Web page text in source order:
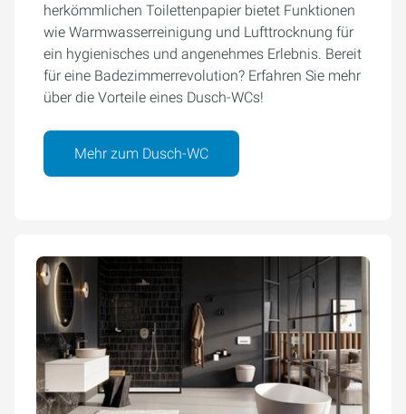
herkömmlichen Toilettenpapier bietet Funktionen
wie Warmwasserreinigung und Lufttrocknung für
ein hygienisches und angenehmes Erlebnis. Bereit
für eine Badezimmerrevolution? Erfahren Sie mehr
über die Vorteile eines Dusch-WCs!
Mehr zum Dusch-WC